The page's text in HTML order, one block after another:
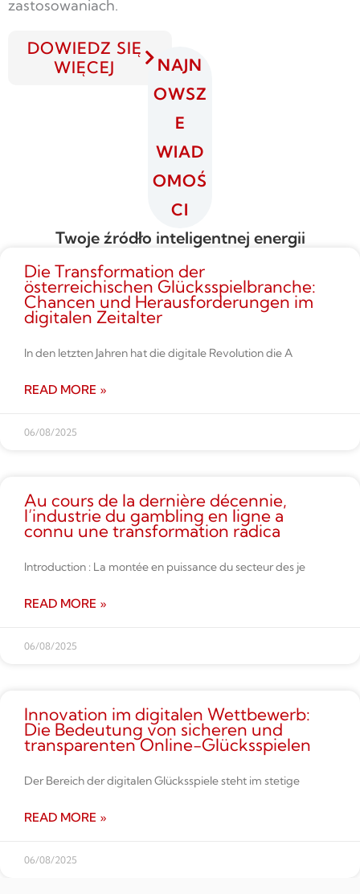
zastosowaniach.
DOWIEDZ SIĘ
WIĘCEJ
NAJN
OWSZ
E
WIAD
OMOŚ
CI
Twoje źródło inteligentnej energii
Die Transformation der
österreichischen Glücksspielbranche:
Chancen und Herausforderungen im
digitalen Zeitalter
In den letzten Jahren hat die digitale Revolution die A
READ MORE »
06/08/2025
Au cours de la dernière décennie,
l’industrie du gambling en ligne a
connu une transformation radica
Introduction : La montée en puissance du secteur des je
READ MORE »
06/08/2025
Innovation im digitalen Wettbe­werb:
Die Bedeutung von sicheren und
transparenten Online-Glücksspielen
Der Bereich der digitalen Glücksspiele steht im stetige
READ MORE »
06/08/2025